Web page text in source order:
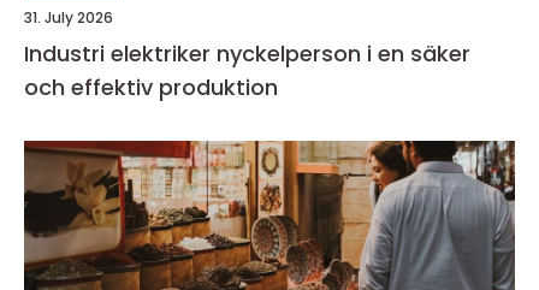
31. July 2026
Industri elektriker nyckelperson i en säker
och effektiv produktion